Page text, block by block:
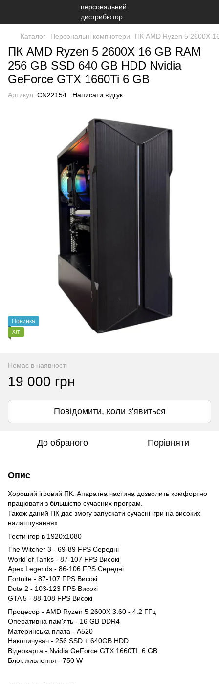
Каталог Персональні комп'ютери ПК AMD Ryzen 5 2600X
ПК AMD Ryzen 5 2600X 16 GB RAM
256 GB SSD 640 GB HDD Nvidia
GeForce GTX 1660Ti 6 GB
Артикул: CN22154 Написати відгук
Новинка
Хіт
Немає в наявності
19 000 грн
Повідомити, коли з'явиться
До обраного Порівняти
Опис
Хороший ігровий ПК. Апаратна частина дозволить комфортно
працювати з більшістю сучасних програм.
Також даний ПК дає змогу запускати сучасні ігри на високих
налаштуваннях
Тести ігор в 1920x1080
The Witcher 3 - 69-89 FPS Середні
World of Tanks - 87-107 FPS Високі
Apex Legends - 86-106 FPS Середні
Fortnite - 87-107 FPS Високі
Dota 2 - 103-123 FPS Високі
GTA 5 - 88-108 FPS Високі
Процесор - AMD Ryzen 5 2600X 3.60 - 4.2 ГГц
Оперативна пам'ять - 16 GB DDR4
Материнська плата - A520
Накопичувач - 256 SSD + 640GB HDD
Відеокарта - Nvidia GeForce GTX 1660TI 6 GB
Блок живлення - 750 W